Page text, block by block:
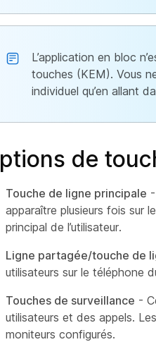
L’application en bloc
touches (KEM). Vous
individuel qu’en allant
de
Touche de ligne principale
apparaître plusieurs fois sur
principal de l’utilisateur.
Ligne partagée/touche de
utilisateurs sur le téléphone
Touches de surveillance -
utilisateurs et des appels.
moniteurs configurés.